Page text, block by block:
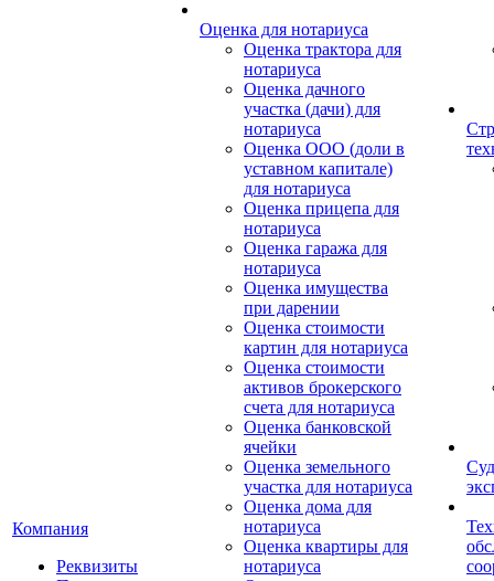
Компания
Реквизиты
Оценка для нотариуса
Оценка трактора для
нотариуса
Оценка дачного
участка (дачи) для
нотариуса
Оценка ООО (доли в
уставном капитале)
для нотариуса
Оценка прицепа для
нотариуса
Оценка гаража для
нотариуса
Оценка имущества
при дарении
Оценка стоимости
картин для нотариуса
Оценка стоимости
активов брокерского
счета для нотариуса
Оценка банковской
ячейки
Оценка земельного
участка для нотариуса
Оценка дома для
нотариуса
Оценка квартиры для
нотариуса